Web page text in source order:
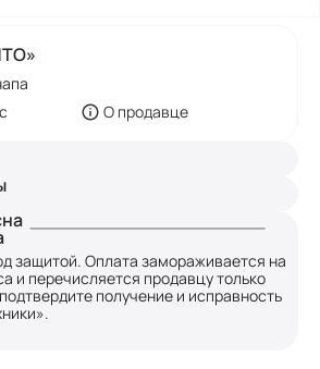
О продавце
защитой. Оплата замораживается на
и перечисляется продавцу только
получение и исправность